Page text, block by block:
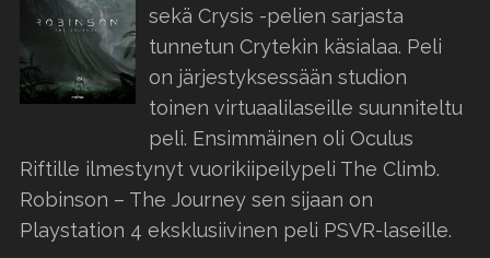
sekä Crysis -pelien sarjasta
tunnetun Crytekin käsialaa. Peli
on järjestyksessään studion
toinen virtuaalilaseille suunniteltu
peli. Ensimmäinen oli Oculus
Riftille ilmestynyt vuorikiipeilypeli The Climb.
Robinson – The Journey sen sijaan on
Playstation 4 eksklusiivinen peli PSVR-laseille.